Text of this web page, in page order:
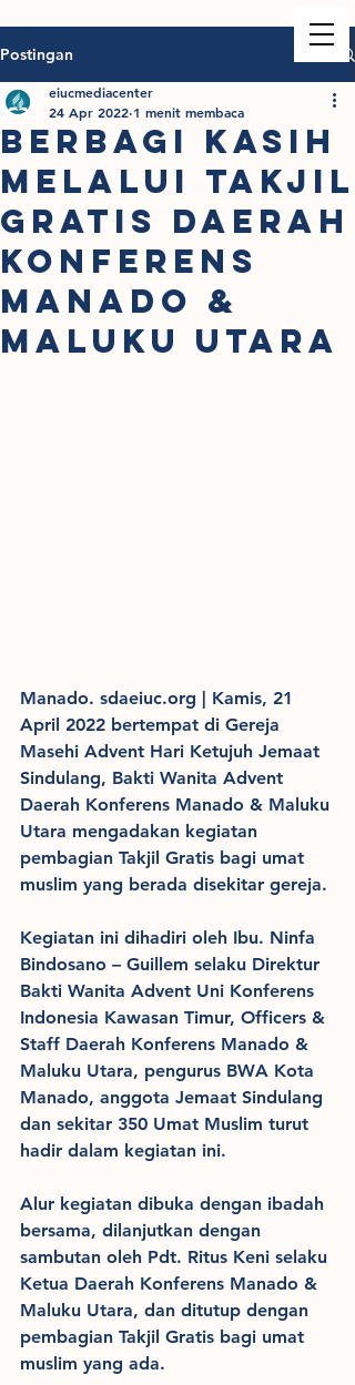
Postingan
BERBAGI KASIH
MELALUI TAKJIL
GRATIS DAERAH
KONFERENS
MANADO &
MALUKU UTARA
eiucmediacenter
24 Apr 2022 1 menit membaca
Manado. sdaeiuc.org | Kamis, 21
April 2022 bertempat di Gereja
Masehi Advent Hari Ketujuh Jemaat
Sindulang, Bakti Wanita Advent
Daerah Konferens Manado & Maluku
Utara mengadakan kegiatan
pembagian Takjil Gratis bagi umat
muslim yang berada disekitar gereja.
Kegiatan ini dihadiri oleh Ibu. Ninfa
Bindosano – Guillem selaku Direktur
Bakti Wanita Advent Uni Konferens
Indonesia Kawasan Timur, Officers &
Staff Daerah Konferens Manado &
Maluku Utara, pengurus BWA Kota
Manado, anggota Jemaat Sindulang
dan sekitar 350 Umat Muslim turut
hadir dalam kegiatan ini.
Alur kegiatan dibuka dengan ibadah
bersama, dilanjutkan dengan
sambutan oleh Pdt. Ritus Keni selaku
Ketua Daerah Konferens Manado &
Maluku Utara, dan ditutup dengan
pembagian Takjil Gratis bagi umat
muslim yang ada.